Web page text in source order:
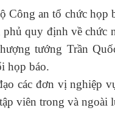
Công an tổ chức
quy định về chức
tướng Trần
họp báo.
các đơn vị nghiệp
viên trong và